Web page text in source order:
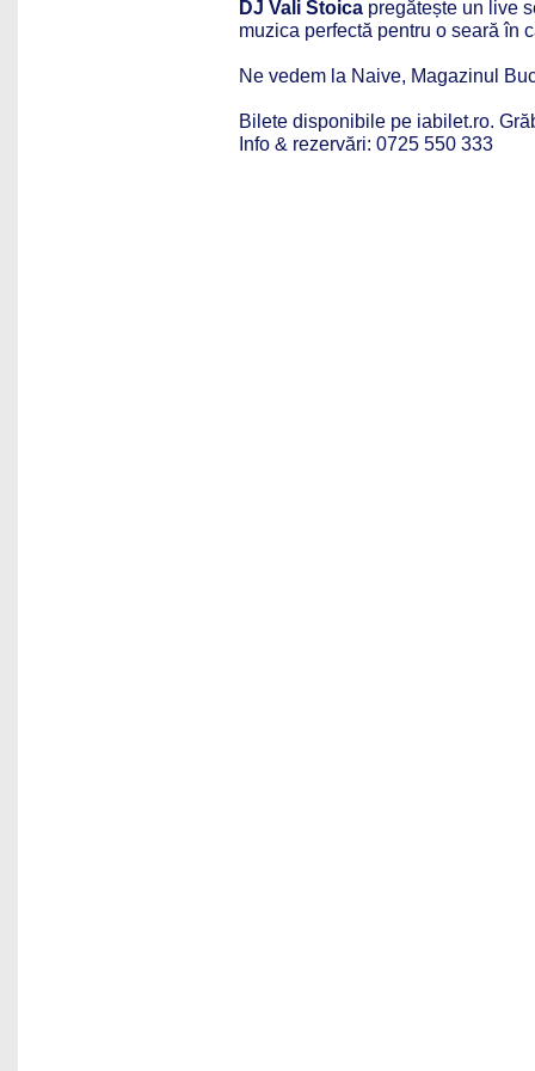
DJ Vali Stoica pregătește un live
muzica perfectă pentru o seară în
Ne vedem la Naive, Magazinul
Bilete disponibile pe iabilet.ro.
Info & rezervări: 0725 550 333